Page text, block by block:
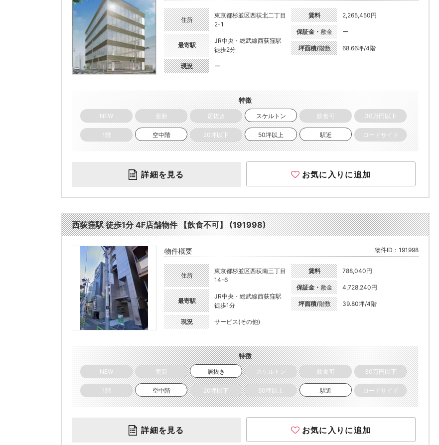
住所
東京都杉並区西荻北二丁目
2-1
最寄駅
JR中央・総武線西荻窪駅
徒歩2分
現況 ー
賃料 2,265,450円
保証金・敷金 ー
坪面積/階数 68.66坪/4階
特徴
NEW 更新 居抜き スケルトン 飲食可 30万円以下
1階 空中階 20坪以下 50坪以上 駅近 ロードサイド
詳細を見る お気に入りに追加
西荻窪駅 徒歩1分 4F店舗物件 【飲食不可】 (191998)
物件概要 物件ID：191998
住所
東京都杉並区西荻南三丁目
14-6
最寄駅
JR中央・総武線西荻窪駅
徒歩1分
現況 サービス(その他)
賃料 788,040円
保証金・敷金 4,728,240円
坪面積/階数 39.80坪/4階
特徴
NEW 更新 居抜き スケルトン 飲食可 30万円以下
1階 空中階 20坪以下 50坪以上 駅近 ロードサイド
詳細を見る お気に入りに追加